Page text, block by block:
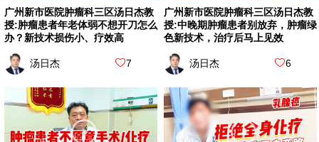
广州新市医院肿瘤科三区汤日杰教
授:肿瘤患者年老体弱不想开刀怎么
办？新技术损伤小、疗效高
汤日杰 7
广州新市医院肿瘤科三区汤日杰教
授:中晚期肿瘤患者别放弃，肿瘤绿
色新技术，治疗后马上见效
汤日杰 6